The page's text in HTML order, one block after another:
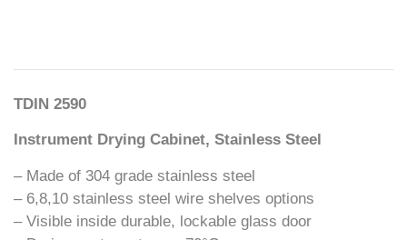
TDIN 2590
Instrument Drying Cabinet, Stainless Steel
– Made of 304 grade stainless steel
– 6,8,10 stainless steel wire shelves options
– Visible inside durable, lockable glass door